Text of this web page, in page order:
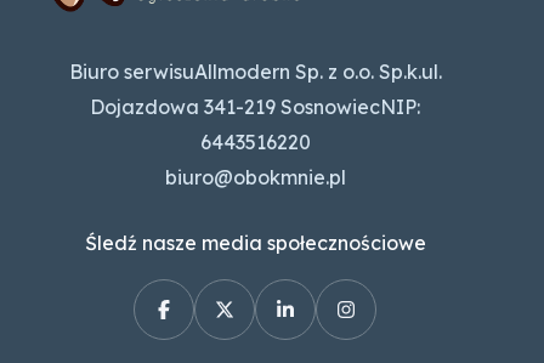
Biuro serwisuAllmodern Sp. z o.o. Sp.k.ul.
Dojazdowa 341-219 SosnowiecNIP:
6443516220
biuro@obokmnie.pl
Śledź nasze media społecznościowe